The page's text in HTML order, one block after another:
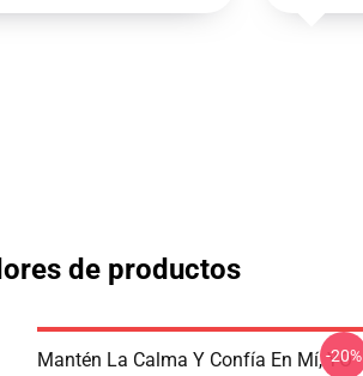
de productos
Mantén La Calma Y Confía En Mí, YO
-20%